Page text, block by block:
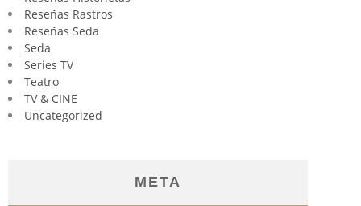
Reseñas Rastros
Reseñas Seda
Seda
Series TV
Teatro
TV & CINE
Uncategorized
META